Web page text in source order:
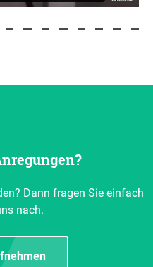
Dann fragen Sie einfach
nach.